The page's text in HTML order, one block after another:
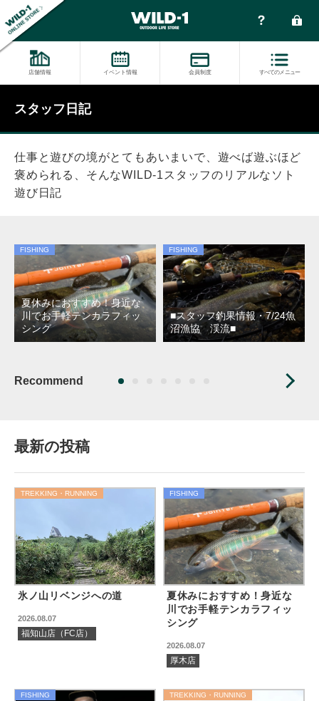
店舗情報 イベント情報 会員制度 すべてのメニュー
スタッフ日記
仕事と遊びの境がとてもあいまいで、遊べば遊ぶほど
褒められる
そんなWILD-1スタッフのリアルなソト
遊び日記
FISHING
夏休みにおすすめ！身近な
川でお手軽テンカラフィッ
シング
FISHING
■スタッフ釣果情報・7/24魚
沼漁協 渓流■
Recommend
最新の投稿
TREKKING・RUNNING
氷ノ山リベンジへの道
2026.08.07
福知山店（FC店）
FISHING
夏休みにおすすめ！身近な
川でお手軽テンカラフィッ
シング
2026.08.07
厚木店
FISHING TREKKING・RUNNING